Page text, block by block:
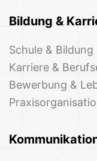
Bildung &
Schule & Bildung
Karriere &
Bewerbung &